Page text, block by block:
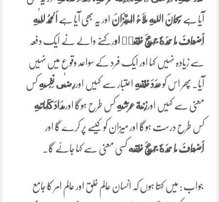
آیا ہے سُبْحَانَ ‌اللَّهِ مَلَاءُ الْمِيْزَانَ اور یہ بھی آیا ہے اَلْحَمْدُ لِلّٰهِ
‌أَضْعَافَ ‌مَا ‌حَمِدَهٗ جَمِيْعَ خَلْقِهٖ اور کہنے والے نے ایک دفعہ
سے زیادہ نہیں کہا اور ایک فرد کے سواعد وقوع میں نہیں
آیا۔ پھر اس کو عَدَدَ خَلْقِهِ اعتبار سے کہیں اوررِضٰى نَفْسِهِ کس
معنی سے کہیں اورزِنَةَ عَرْشِهِ کس طرح ہوگا اورمِدَادَ كَلِماتِهِ
کس طرح درست ہوگا اور میزان کو کیسے پر کرے گا اور
‌أَضْعَافَ ‌مَا ‌حَمِدَهٗ جَمِيْعَ خَلْقِه کسی معنی سے کہا جائے گا۔
جواب : میں کہتا ہوں کہ انسان عالم خلق اور عالم امر کا جامع